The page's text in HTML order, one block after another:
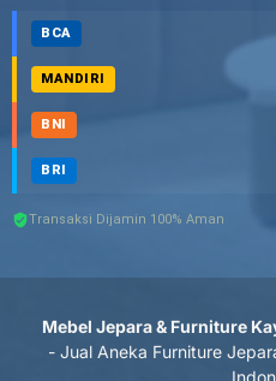
BCA
MANDIRI
BNI
BRI
Transaksi Dijamin 100% Aman
Mebel Jepara & Furniture
- Jual Aneka Furniture